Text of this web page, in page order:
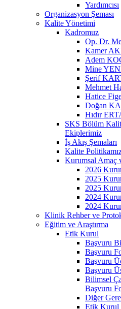
Yardımcısı
Organizasyon Şeması
Kalite Yönetimi
Kadromuz
Op. Dr.
Kamer
Adem
Mine
Şerif
Mehmet
Hatice
Doğan
Hıdır
SKS Bölüm
Ekiplerimiz
İş Akış Şemaları
Kalite
Kurumsal Amaç
2026
2025
2025
2024
2024
Klinik Rehber ve
Eğitim ve Araştırma
Etik Kurul
Başvuru
Başvuru
Başvuru
Başvuru
Bilimsel
Başvuru
Diğer
Etik Kurul